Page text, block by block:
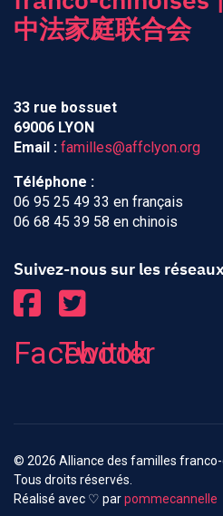
中法家庭联合会
33 rue bossuet
69006 LYON
Email : familles@affclyon.org
Téléphone :
06 95 25 49 33 en français
06 68 45 39 58 en chinois
Suivez-nous sur les
Facebook
Twitter
© 2026 Alliance des familles franco-
Tous droits réservés.
Réalisé avec ♡ parpommecannelle